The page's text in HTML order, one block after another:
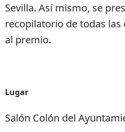
Sevilla. Así mismo, se
recopilatorio de todas las
al premio.
Lugar
Salón Colón del